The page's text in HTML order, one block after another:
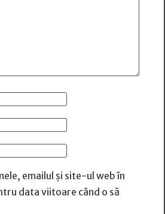
emailul și site-ul web în
data viitoare când o să